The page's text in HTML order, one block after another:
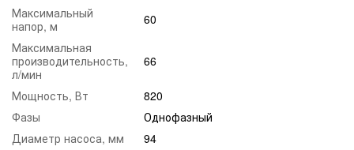
Максимальный
напор, м
60
Максимальная
производительность,
л/мин
66
Мощность, Вт
820
Фазы
Однофазный
Диаметр насоса, мм
94